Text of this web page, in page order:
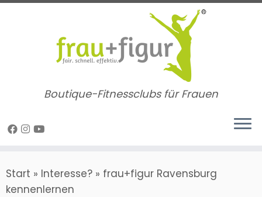
Zum
Boutique-Fitnessclubs für Frauen
Start » Interesse? » frau+figur Ravensburg
kennenlernen